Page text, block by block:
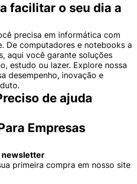
facilitar o seu dia a
precisa em informática com
De computadores e notebooks a
aqui você garante soluções
estudo ou lazer. Explore nossa
desempenho, inovação e
de ajuda
Empresas
newsletter
primeira compra em nosso site